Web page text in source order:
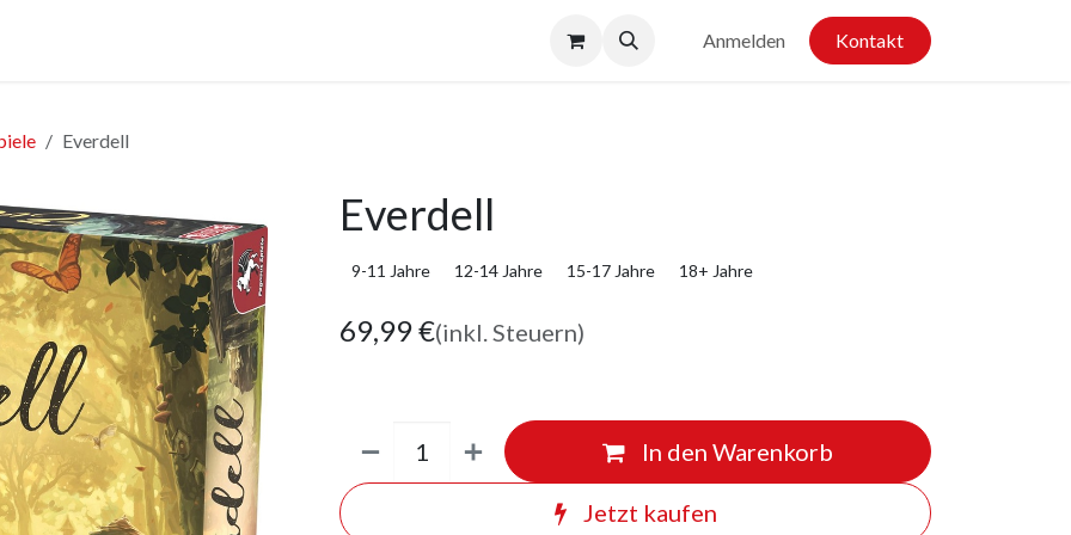
Anmelden Kontakt
Everdell
Everdell
9-11 Jahre 12-14 Jahre 15-17 Jahre 18+ Jahre
69,99€(inkl. Steuern)
In den Warenkorb
Jetzt kaufen